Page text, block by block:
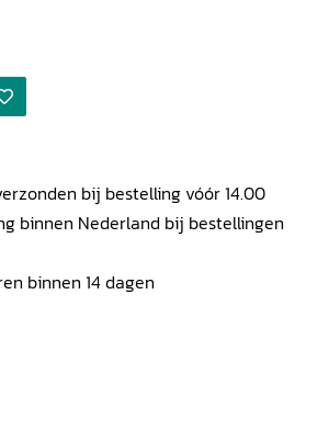
bij bestelling vóór 14.00
binnen Nederland bij bestellingen
binnen 14 dagen